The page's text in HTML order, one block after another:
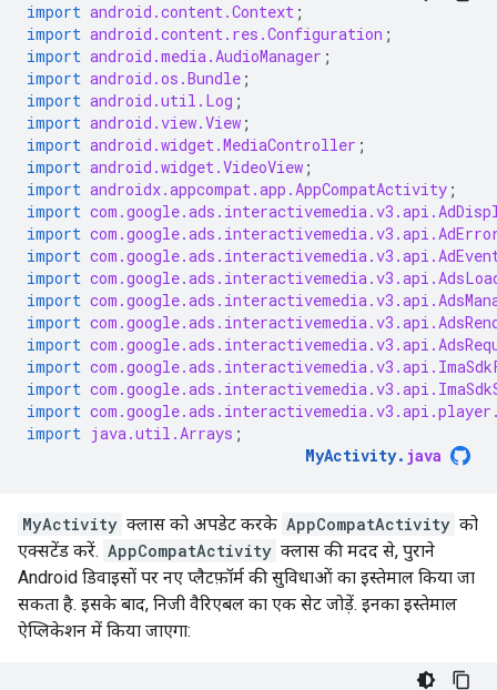
import android.content.Context ;
import android.content.res.Configuration ;
import android.media.AudioManager ;
import android.os.Bundle ;
import android.util.Log ;
import android.view.View ;
import android.widget.MediaController ;
import android.widget.VideoView ;
import androidx.appcompat.app.AppCompatActivity ;
import
import
import
import
import
import
import
import
import
import
import java.util.Arrays ;
MyActivity. java
MyActivity क्लास को अपडेट करके AppCompatActivity को
एक्सटेंड करें. AppCompatActivity क्लास की मदद से, पुराने
Android डिवाइसों पर नए प्लैटफ़ॉर्म की सुविधाओं का इस्तेमाल किया जा
सकता है. इसके बाद, निजी वैरिएबल का एक सेट जोड़ें. इनका इस्तेमाल
ऐप्लिकेशन में किया जाएगा: